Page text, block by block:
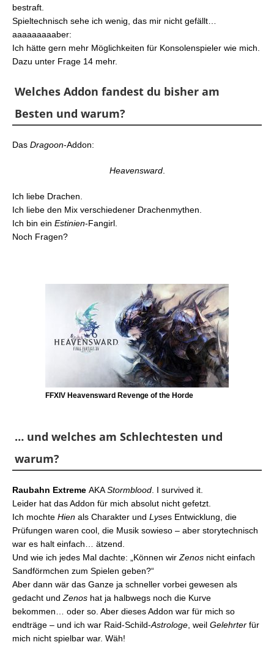
bestraft.
Spieltechnisch sehe ich wenig, das mir nicht gefällt…
aaaaaaaaaber:
Ich hätte gern mehr Möglichkeiten für Konsolenspieler wie mich.
Dazu unter Frage 14 mehr.
Welches Addon fandest du bisher am
Besten und warum?
Das Dragoon-Addon:
Heavensward.
Ich liebe Drachen.
Ich liebe den Mix verschiedener Drachenmythen.
Ich bin ein Estinien-Fangirl.
Noch Fragen?
FFXIV Heavensward Revenge of the Horde
… und welches am Schlechtesten und
warum?
Raubahn Extreme AKAStormblood. I survived it.
Leider hat das Addon für mich absolut nicht gefetzt.
Ich mochte Hien als Charakter und Lyses Entwicklung, die
Prüfungen waren cool, die Musik sowieso – aber storytechnisch
war es halt einfach… ätzend.
Und wie ich jedes Mal dachte: „Können wirZenos nicht einfach
Sandförmchen zum Spielen geben?“
Aber dann wär das Ganze ja schneller vorbei gewesen als
gedacht undZenos hat ja halbwegs noch die Kurve
bekommen… oder so. Aber dieses Addon war für mich so
endträge – und ich war Raid-Schild-Astrologe, weil Gelehrter für
mich nicht spielbar war. Wäh!